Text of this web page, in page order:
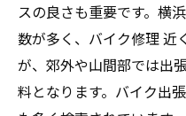
神奈川県で旧車
感
旧車バイク修理
旧車バイクの部
スの良さも重要です。横
数が多く、バイク修理 近
が、郊外や山間部では出
料となります。バイク出